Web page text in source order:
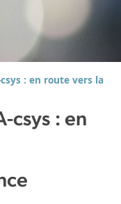
: en route vers la
csys : en